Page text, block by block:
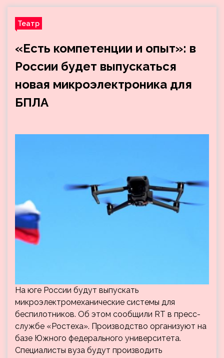
Театр
«Есть компетенции и опыт»: в
России будет выпускаться
новая микроэлектроника для
БПЛА
На юге России будут выпускать
микроэлектромеханические системы для
беспилотников. Об этом сообщили RT в пресс-
службе «Ростеха». Производство организуют на
базе Южного федерального университета.
Специалисты вуза будут производить